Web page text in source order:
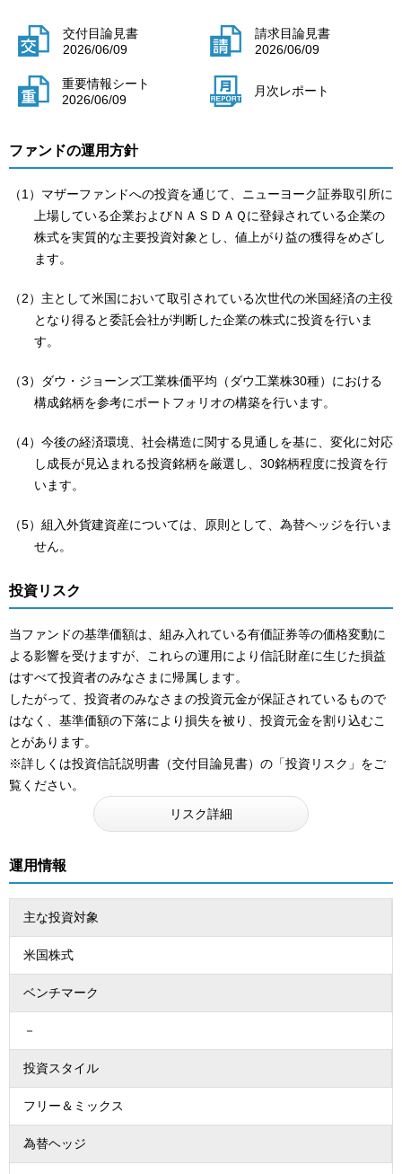
交付目論見書
2026/06/09
請求目論見書
2026/06/09
重要情報シート
2026/06/09
月次レポート
ファンドの運用方針
（1）マザーファンドへの投資を通じて、ニューヨーク証券取引所に
上場している企業およびＮＡＳＤＡＱに登録されている企業の
株式を実質的な主要投資対象とし、値上がり益の獲得をめざし
ます。
（2）主として米国において取引されている次世代の米国経済の主役
となり得ると委託会社が判断した企業の株式に投資を行いま
す。
（3）ダウ・ジョーンズ工業株価平均（ダウ工業株30種）における
構成銘柄を参考にポートフォリオの構築を行います。
（4）今後の経済環境、社会構造に関する見通しを基に、変化に対応
し成長が見込まれる投資銘柄を厳選し、30銘柄程度に投資を行
います。
（5）組入外貨建資産については、原則として、為替ヘッジを行いま
せん。
投資リスク
当ファンドの基準価額は、組み入れている有価証券等の価格変動に
よる影響を受けますが、これらの運用により信託財産に生じた損益
はすべて投資者のみなさまに帰属します。
したがって、投資者のみなさまの投資元金が保証されているもので
はなく、基準価額の下落により損失を被り、投資元金を割り込むこ
とがあります。
※詳しくは投資信託説明書（交付目論見書）の「投資リスク」をご
覧ください。
リスク詳細
運用情報
主な投資対象
米国株式
ベンチマーク
－
投資スタイル
フリー＆ミックス
為替ヘッジ